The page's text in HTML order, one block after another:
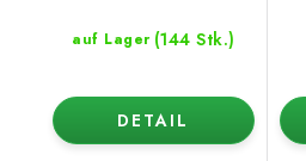
auf Lager (144 Stk.)
DETAIL